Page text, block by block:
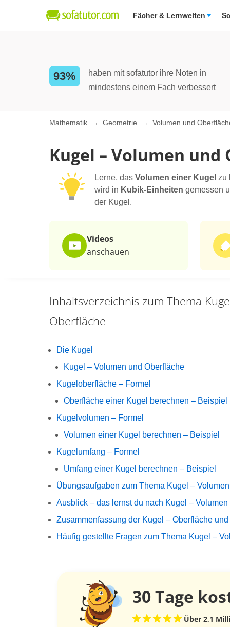
Fächer & Lernwelten
93%
haben mit sofatutor ihre Noten in
mindestens einem Fach verbessert
Mathematik Geometrie Volumen und
Kugel – Volumen und
Lerne, das Volumen einer Kugel zu
wird in Kubik-Einheiten gemessen
der Kugel.
Videos
anschauen
Inhaltsverzeichnis zum Thema
Oberfläche
Die Kugel
Kugel – Volumen und Oberfläche
Kugeloberfläche – Formel
Oberfläche einer Kugel berechnen – Beispiel
Kugelvolumen – Formel
Volumen einer Kugel berechnen – Beispiel
Kugelumfang – Formel
Umfang einer Kugel berechnen – Beispiel
Übungsaufgaben zum Thema Kugel –
Ausblick – das lernst du nach Kugel –
Zusammenfassung der Kugel – Oberfläche und
Häufig gestellte Fragen zum Thema Kugel –
30 Tage
Über 2,1